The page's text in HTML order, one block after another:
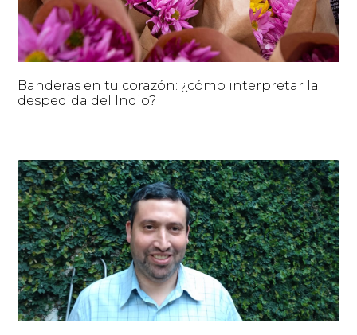
Banderas en tu corazón: ¿cómo interpretar la
despedida del Indio?